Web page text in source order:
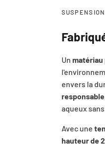
Un
envers la
responsable
aqueux
Avec une
hauteur de